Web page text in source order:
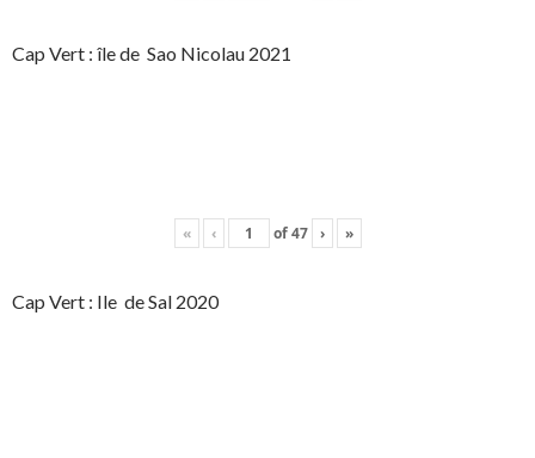
Cap Vert : île de Sao Nicolau 2021
« ‹ of47 › »
Cap Vert : Ile de Sal 2020